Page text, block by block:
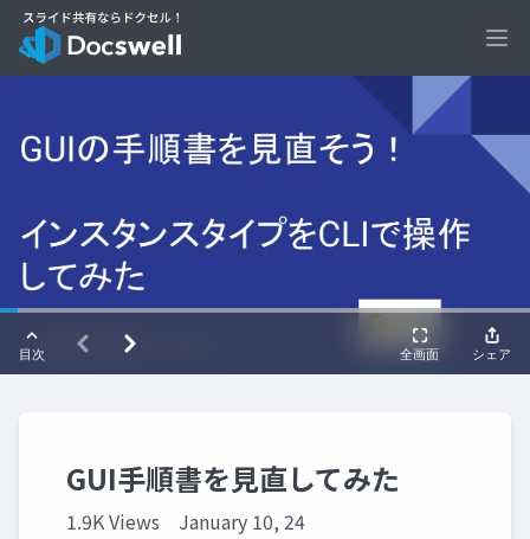
GUI手順書を見直してみた
1.9K Views January 10, 24